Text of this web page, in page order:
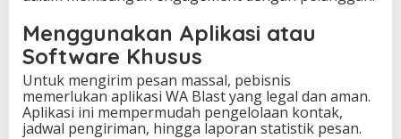
Menggunakan Aplikasi atau
Software Khusus
Untuk mengirim pesan massal, pebisnis
memerlukan aplikasi WA Blast yang legal dan aman.
Aplikasi ini mempermudah pengelolaan kontak,
jadwal pengiriman, hingga laporan statistik pesan.